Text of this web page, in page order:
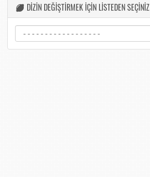
DİZİN DEĞİŞTİRMEK İÇİN LİSTEDEN SEÇİNİZ